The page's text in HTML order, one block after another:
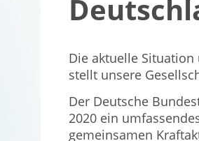
Die aktuelle
stellt unsere
Der Deutsche
2020 ein
gemeinsamen